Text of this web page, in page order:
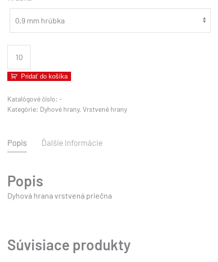
Dyhová
hrana
-
ORECH
Pridať do košíka
Katalógové číslo: -
Kategórie: Dyhové hrany, Vrstvené hrany
Popis Ďalšie informácie
Popis
Dyhová hrana vrstvená priečna
Súvisiace produkty